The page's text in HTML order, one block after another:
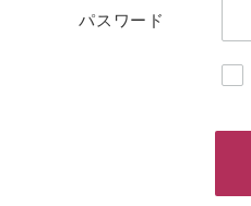
パスワード